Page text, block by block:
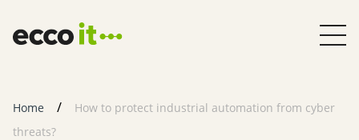
content
Home
How to protect industrial automation from cyber
threats?